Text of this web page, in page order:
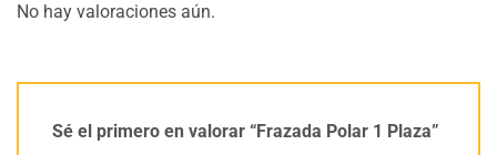
No hay valoraciones aún.
Sé el primero en valorar “Frazada Polar 1 Plaza”